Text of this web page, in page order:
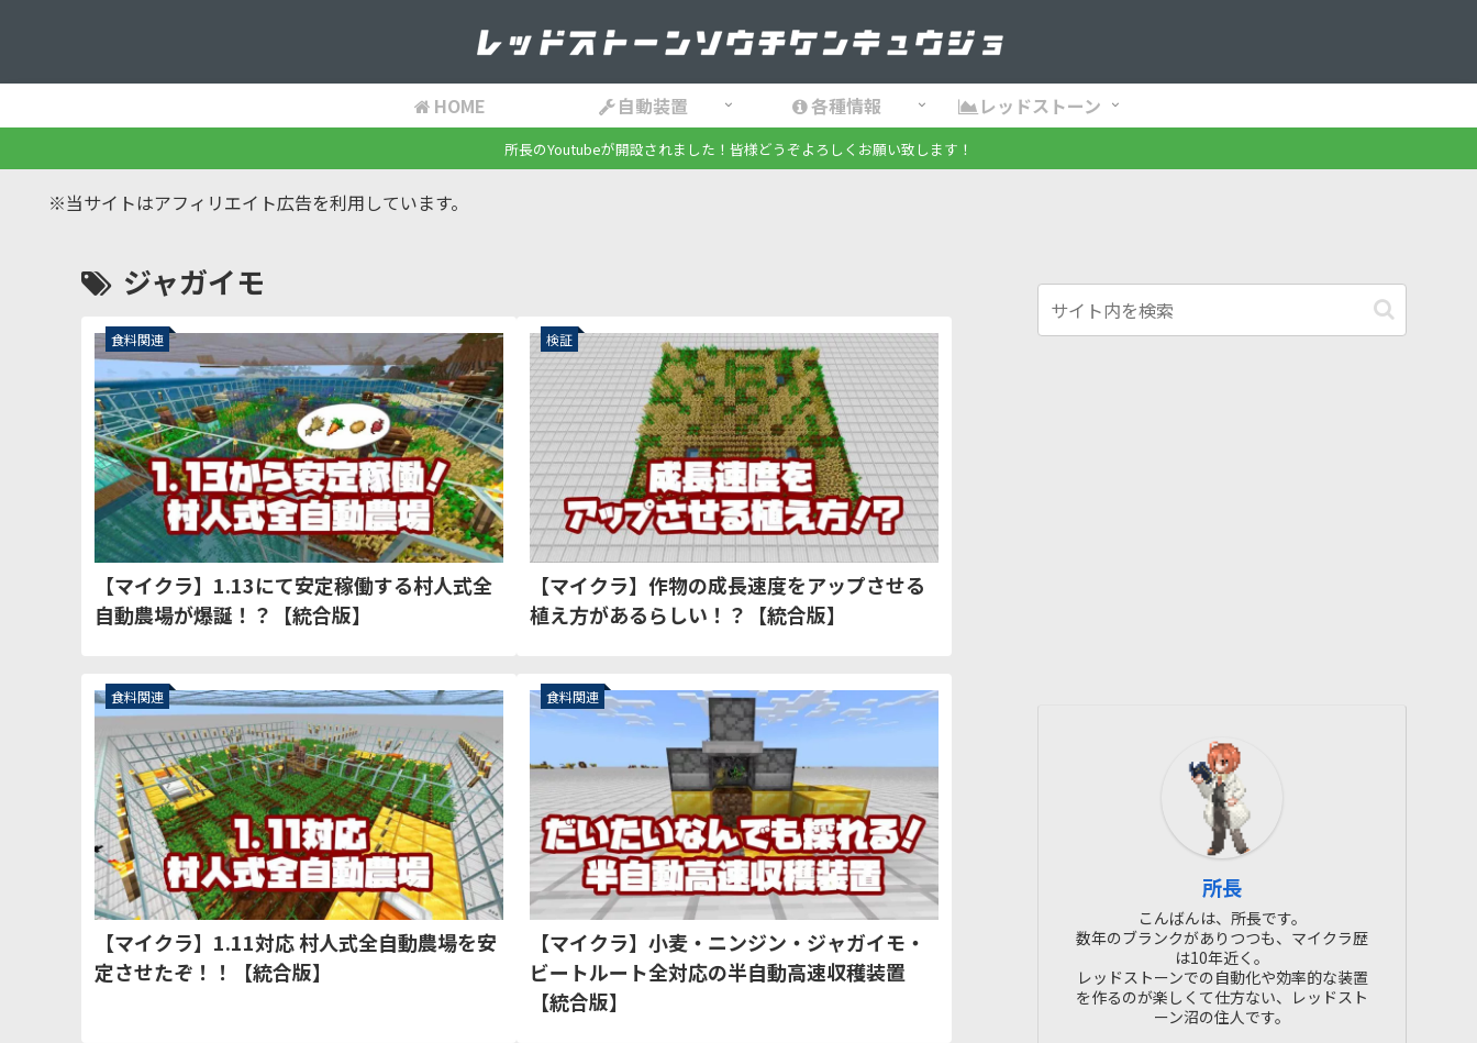
HOME 自動装置 各種情報 レッドストーン
所長のYoutubeが開設されました！皆様どうぞよろしくお願い致します！
※当サイトはアフィリエイト広告を利用しています。
ジャガイモ
食料関連
【マイクラ】1.13にて安定稼働する村人式全
自動農場が爆誕！？【統合版】
検証
【マイクラ】作物の成長速度をアップさせる
植え方があるらしい！？【統合版】
食料関連
【マイクラ】1.11対応 村人式全自動農場を安
定させたぞ！！【統合版】
食料関連
【マイクラ】小麦・ニンジン・ジャガイモ・
ビートルート全対応の半自動高速収穫装置
【統合版】
所長
こんばんは、所長です。
数年のブランクがありつつも、マイクラ歴
は10年近く。
レッドストーンでの自動化や効率的な装置
を作るのが楽しくて仕方ない、レッドスト
ーン沼の住人です。